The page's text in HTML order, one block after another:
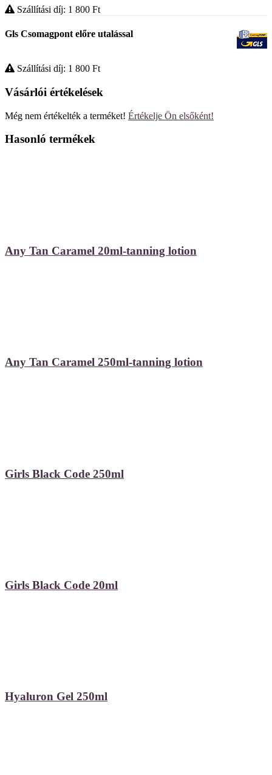
Szállítási díj: 1 800 Ft
Gls Csomagpont előre utalással
Szállítási díj: 1 800 Ft
Vásárlói értékelések
Még nem értékelték a terméket! Értékelje Ön elsőként!
Hasonló termékek
Any Tan Caramel 20ml-tanning lotion
Any Tan Caramel 250ml-tanning lotion
Girls Black Code 250ml
Girls Black Code 20ml
Hyaluron Gel 250ml